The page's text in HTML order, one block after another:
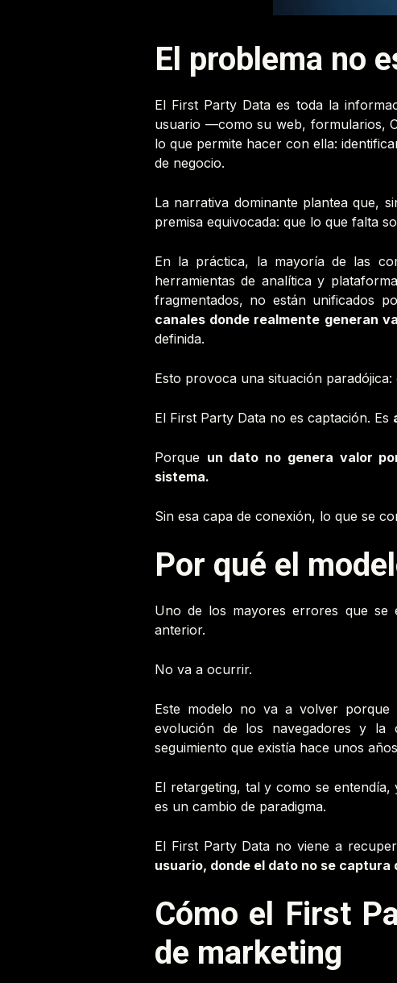
El problema no
El First Party Data es toda la
usuario —como su web, formularios,
lo que permite hacer con ella:
de negocio.
La narrativa dominante plantea que,
premisa equivocada: que lo que falta
En la práctica, la mayoría de las
herramientas de analítica y
fragmentados, no están unificados
canales donde realmente generan
definida.
Esto provoca una situación
El First Party Data no es captación. Es
Porque un dato no genera valor
sistema.
Sin esa capa de conexión, lo que se
Por qué el
Uno de los mayores errores que se
anterior.
No va a ocurrir.
Este modelo no va a volver porque
evolución de los navegadores y la
seguimiento que existía hace unos
El retargeting, tal y como se
es un cambio de paradigma.
El First Party Data no viene a
usuario, donde el dato no se
Cómo el First
de marketing